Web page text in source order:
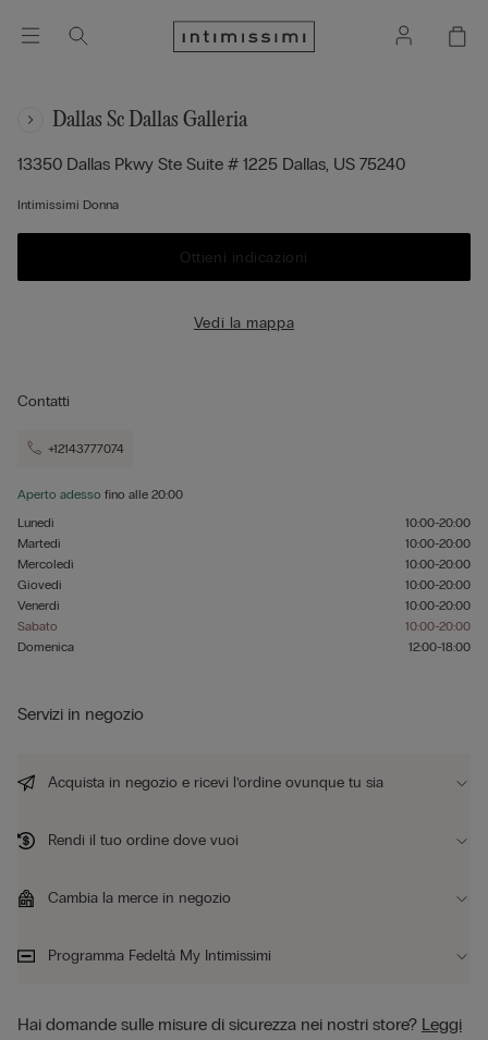
Dallas Sc Dallas Galleria
13350 Dallas Pkwy Ste Suite # 1225 Dallas, US 75240
Intimissimi Donna
Ottieni indicazioni
Vedi la mappa
Contatti
+12143777074
Aperto adesso fino alle 20:00
Lunedì
10:00-20:00
Martedì
10:00-20:00
Mercoledì
10:00-20:00
Giovedì
10:00-20:00
Venerdì
10:00-20:00
Sabato
10:00-20:00
Domenica
12:00-18:00
Servizi in negozio
Acquista in negozio e ricevi l’ordine ovunque tu sia
Rendi il tuo ordine dove vuoi
Cambia la merce in negozio
Programma Fedeltà My Intimissimi
Hai domande sulle misure di sicurezza nei nostri store? Leggi